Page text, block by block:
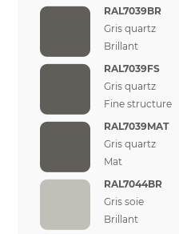
RAL7039BR
Gris quartz
Brillant
RAL7039FS
Gris quartz
Fine structure
RAL7039MAT
Gris quartz
Mat
RAL7044BR
Gris soie
Brillant